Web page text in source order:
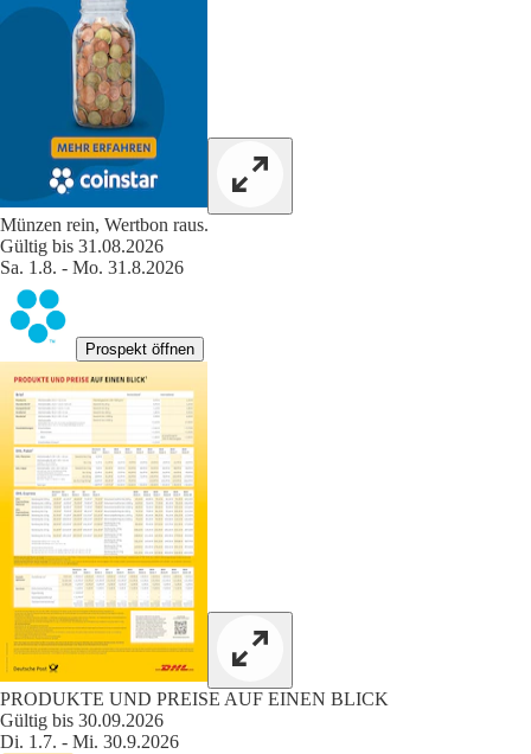
Münzen rein, Wertbon raus.
Gültig bis 31.08.2026
Sa. 1.8. - Mo. 31.8.2026
Prospekt öffnen
PRODUKTE UND PREISE AUF EINEN BLICK
Gültig bis 30.09.2026
Di. 1.7. - Mi. 30.9.2026